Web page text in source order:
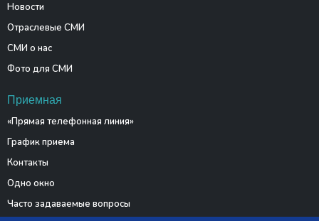
Новости
Отраслевые СМИ
СМИ о нас
Фото для СМИ
Приемная
«Прямая телефонная линия»
График приема
Контакты
Одно окно
Часто задаваемые вопросы